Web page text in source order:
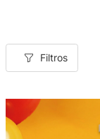
Filtros